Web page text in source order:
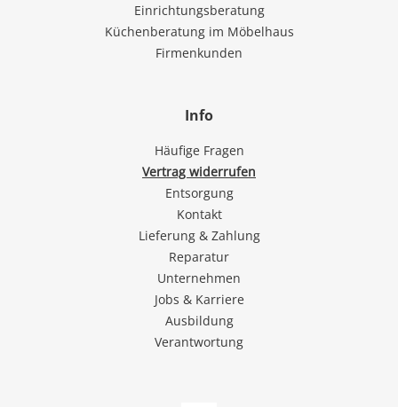
Einrichtungsberatung
Küchenberatung im Möbelhaus
Firmenkunden
Info
Häufige Fragen
Vertrag widerrufen
Entsorgung
Kontakt
Lieferung & Zahlung
Reparatur
Unternehmen
Jobs & Karriere
Ausbildung
Verantwortung